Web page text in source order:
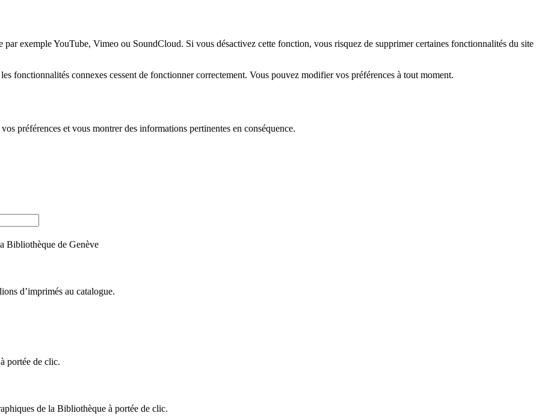
exemple YouTube, Vimeo ou SoundCloud. Si vous désactivez cette fonction, vous risquez de supprimer certaines fonctionnalités du site
fonctionnalités connexes cessent de fonctionner correctement. Vous pouvez modifier vos préférences à tout moment.
préférences et vous montrer des informations pertinentes en conséquence.
Bibliothèque de Genève
d’imprimés au catalogue.
portée de clic.
de la Bibliothèque à portée de clic.